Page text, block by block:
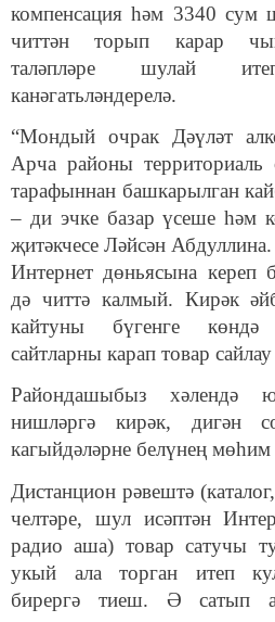
компенсация һәм 3340 сум
читтән торып карар
таләпләре шулай
канәгатьләндерелә.
“Мондый очрак Дәүләт
Арча районы территориаль
тарафыннан башкарылган
– ди эчке базар үсеше һәм
җитәкчесе Ләйсән
Интернет дөньясына кереп
дә читтә калмый. Кирәк
кайтуны бүгенге көндә
сайтларны карап товар
Райондашыбыз хәлендә
нишләргә кирәк, дигән
кагыйдәләрне белүнең мөһим
Дистанцион рәвештә
челтәре, шул исәптән
радио аша) товар сатучы
укый ала торган итеп
бирергә тиеш. Ә сатып